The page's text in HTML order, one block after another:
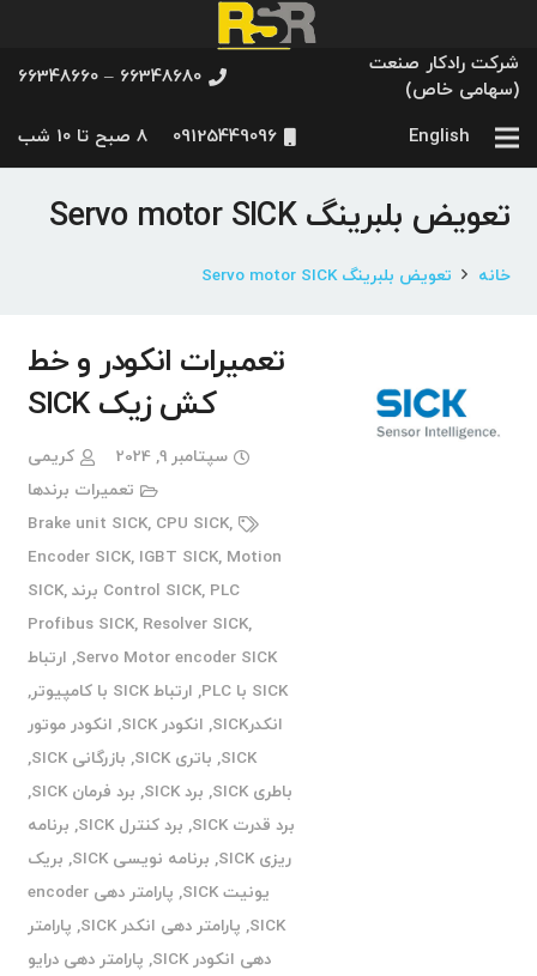
شرکت رادکار صنعت
(سهامی خاص)
66348680 – 66348660
English
09125449096 8 صبح تا 10 شب
تعویض بلبرینگ Servo motor SICK
خانه تعویض بلبرینگ Servo motor SICK
تعمیرات انکودر و خط
کش زیک SICK
سپتامبر 9, 2024
کریمی
تعمیرات برندها
Brake unit SICK, CPU SICK,
Encoder SICK, IGBT SICK, Motion
Control SICK, PLC برند SICK
,
Profibus SICK, Resolver SICK,
Servo Motor encoder SICK
, ارتباط
SICK با PLC
, ارتباط SICK با کامپیوتر
,
انکدرSICK
, انکودر SICK , انکودر موتور
SICK
, باتری SICK , بازرگانی SICK
,
باطری SICK
, برد SICK , برد فرمان SICK
,
برد قدرت SICK
, برد کنترل SICK , برنامه
ریزی SICK
, برنامه نویسی SICK , بریک
یونیت SICK
,
پارامتر دهی encoder
SICK
, پارامتر دهی انکدر SICK , پارامتر
دهی انکودر SICK
, پارامتر دهی درایو